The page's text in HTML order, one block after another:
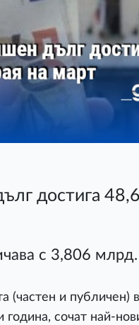
достига
с 3,806
(частен и публичен)
сочат най-